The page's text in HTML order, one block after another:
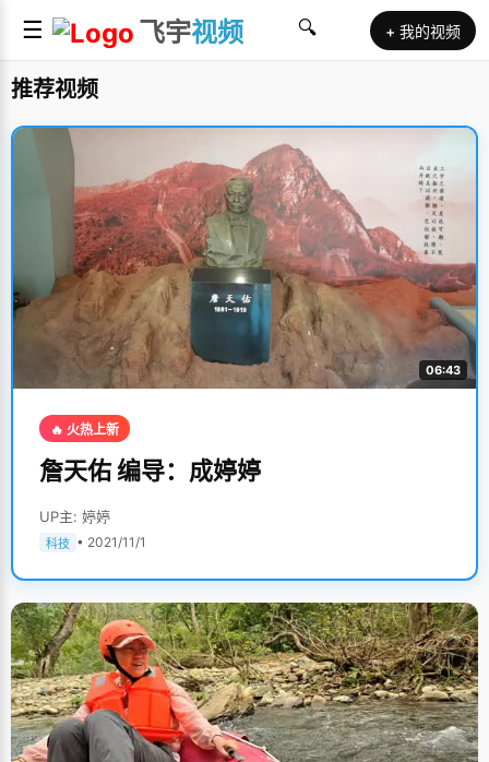
☰ 飞宇视频 🔍 + 我的视频
推荐视频
06:43
🔥 火热上新
詹天佑 编导：成婷婷
UP主: 婷婷
科技 • 2021/11/1